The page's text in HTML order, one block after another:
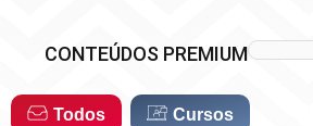
CONTEÚDOS PREMIUM
Todos Cursos